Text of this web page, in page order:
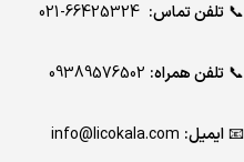
📞 تلفن تماس:
📞 تلفن همراه:
📧ایمیل: